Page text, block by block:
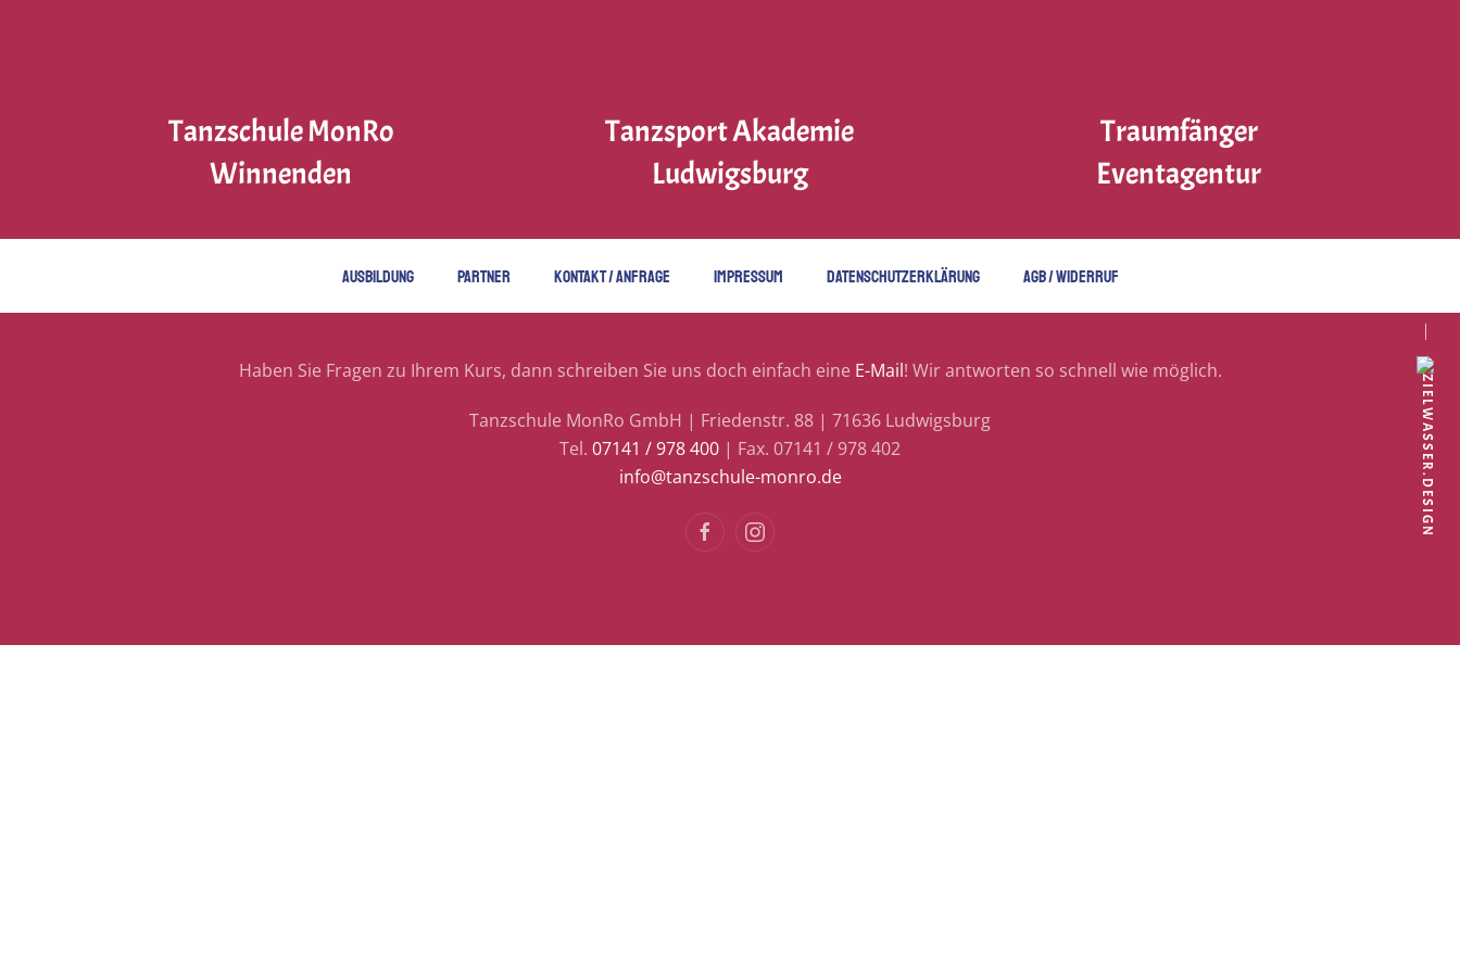
Tanzschule MonRo
Winnenden
Tanzsport Akademie
Ludwigsburg
Traumfänger
Eventagentur
AUSBILDUNG PARTNER KONTAKT / ANFRAGE IMPRESSUM DATENSCHUTZERKLÄRUNG AGB / WIDERRUF
Haben Sie Fragen zu Ihrem Kurs, dann schreiben Sie uns doch einfach eine E-Mail! Wir antworten so schnell wie möglich.
Tanzschule MonRo GmbH | Friedenstr. 88 | 71636 Ludwigsburg
Tel. 07141 / 978 400 | Fax. 07141 / 978 402
info@tanzschule-monro.de